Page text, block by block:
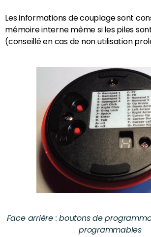
Les informations de couplage sont
mémoire interne même si les piles
(conseillé en cas de non utilisation
Face arrière : boutons de
programmables